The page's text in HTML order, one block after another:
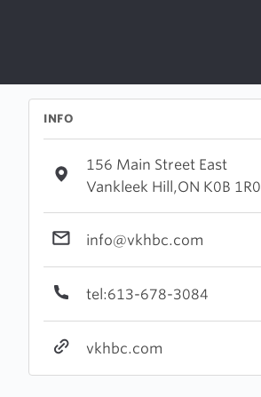
INFO
156 Main Street East
Vankleek Hill,ON K0B 1R0
info@vkhbc.com
tel:613-678-3084
vkhbc.com